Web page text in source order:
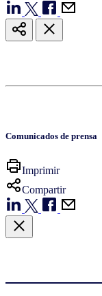
Comunicados de prensa
Imprimir
Compartir